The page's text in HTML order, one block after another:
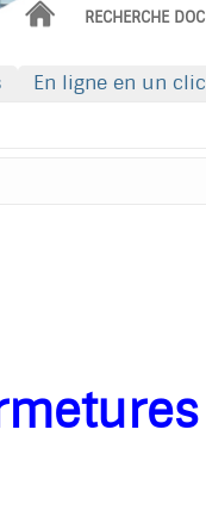
ACCUEIL RECHERCHE
En ligne en un clic